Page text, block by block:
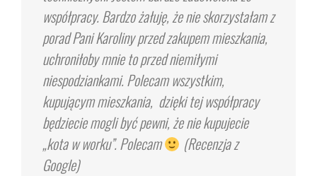
współpracy. Bardzo żałuję, że nie skorzystałam z
porad Pani Karoliny przed zakupem mieszkania,
uchroniłoby mnie to przed niemiłymi
niespodziankami. Polecam wszystkim,
kupującym mieszkania, dzięki tej współpracy
będziecie mogli być pewni, że nie kupujecie
„kota w worku”. Polecam
(Recenzja z
Google)